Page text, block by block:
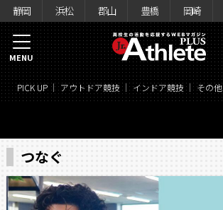
静岡 浜松 郡山 豊橋 岡崎
PICK UP アウトドア競技 インドア競技 その他
MENU
つなぐ